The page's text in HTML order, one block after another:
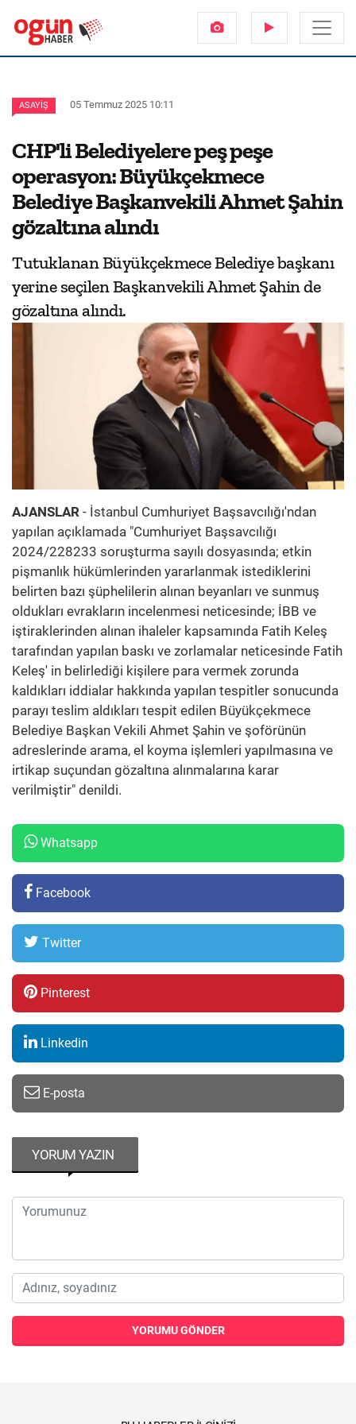
ASAYIŞ 05 Temmuz 2025 10:11
CHP'li Belediyelere peş peşe
operasyon: Büyükçekmece
Belediye Başkanvekili Ahmet Şahin
gözaltına alındı
Tutuklanan Büyükçekmece Belediye başkanı
yerine seçilen Başkanvekili Ahmet Şahin de
gözaltına alındı.
AJANSLAR - İstanbul Cumhuriyet Başsavcılığı'ndan
yapılan açıklamada "Cumhuriyet Başsavcılığı
2024/228233 soruşturma sayılı dosyasında; etkin
pişmanlık hükümlerinden yararlanmak istediklerini
belirten bazı şüphelilerin alınan beyanları ve sunmuş
oldukları evrakların incelenmesi neticesinde; İBB ve
iştiraklerinden alınan ihaleler kapsamında Fatih Keleş
tarafından yapılan baskı ve zorlamalar neticesinde Fatih
Keleş' in belirlediği kişilere para vermek zorunda
kaldıkları iddialar hakkında yapılan tespitler sonucunda
parayı teslim aldıkları tespit edilen Büyükçekmece
Belediye Başkan Vekili Ahmet Şahin ve şoförünün
adreslerinde arama, el koyma işlemleri yapılmasına ve
irtikap suçundan gözaltına alınmalarına karar
verilmiştir" denildi.
Whatsapp
Facebook
Twitter
Pinterest
Linkedin
E-posta
YORUM YAZIN
YORUMU GÖNDER